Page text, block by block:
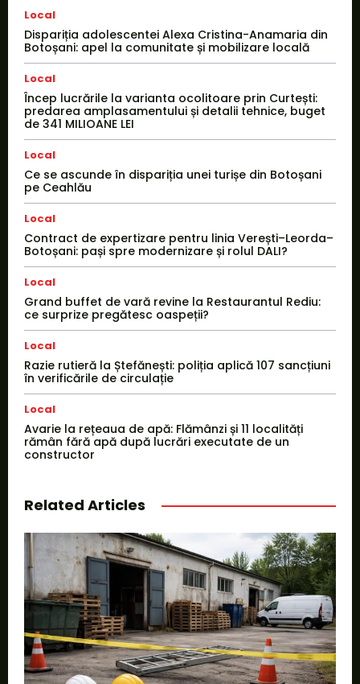
Local
Dispariția adolescentei Alexa Cristina-Anamaria din
Botoșani: apel la comunitate și mobilizare locală
Local
Încep lucrările la varianta ocolitoare prin Curtești:
predarea amplasamentului și detalii tehnice, buget
de 341 MILIOANE LEI
Local
Ce se ascunde în dispariția unei turișe din Botoșani
pe Ceahlău
Local
Contract de expertizare pentru linia Verești–Leorda–
Botoșani: pași spre modernizare și rolul DALI?
Local
Grand buffet de vară revine la Restaurantul Rediu:
ce surprize pregătesc oaspeții?
Local
Razie rutieră la Ștefănești: poliția aplică 107 sancțiuni
în verificările de circulație
Local
Avarie la rețeaua de apă: Flămânzi și 11 localități
rămân fără apă după lucrări executate de un
constructor
Related Articles